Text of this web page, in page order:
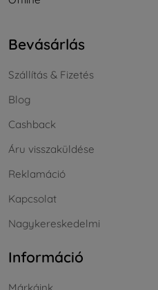
Bevásárlás
Szállítás & Fizetés
Blog
Cashback
Áru visszaküldése
Reklamáció
Kapcsolat
Nagykereskedelmi
Információ